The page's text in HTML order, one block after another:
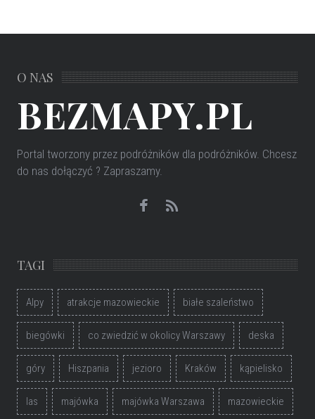
O NAS
BEZMAPY.PL
Portal tworzony przez podróżników dla podróżników. Chcesz
do nas dołączyć ? Zapraszamy.
TAGI
Alpy atrakcje mazowieckie białe szaleństwo
biegówki co zwiedzić w okolicy Warszawy deska
góry Hiszpania jezioro Kraków kąpielisko
las majówka majówka Warszawa mazowieckie